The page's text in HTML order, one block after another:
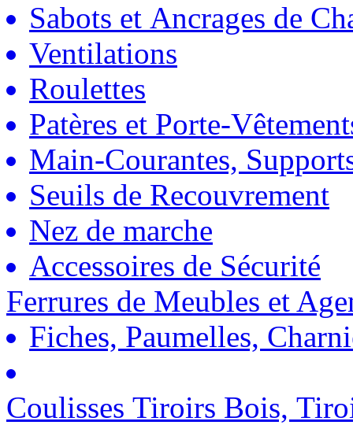
Sabots et Ancrages de
Ventilations
Roulettes
Patères et Porte-
Main-Courantes,
Seuils de Recouvrement
Nez de marche
Accessoires de Sécurité
Ferrures de Meubles et
Fiches, Paumelles,
Coulisses Tiroirs Bois,